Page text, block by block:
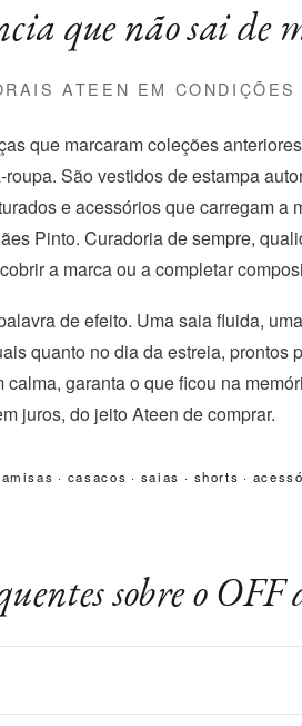
que não sai de
ATEEN EM
que marcaram coleções
São vestidos de estampa
e acessórios que carregam a
Pinto. Curadoria de sempre,
a marca ou a completar
de efeito. Uma saia fluida,
quanto no dia da estreia, prontos
garanta o que ficou na
juros, do jeito Ateen de comprar.
· casacos · saias · shorts ·
sobre o